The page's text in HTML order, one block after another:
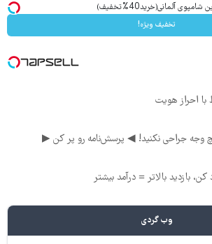
آلمانی(خرید40%تخفیف)
تخفیف ویژه!
وجه جراحی نکنید! ◀ پرسش‌نامه رو پر کن ▶
کن، بازدید بالاتر = درآمد بیشتر
وب گردی